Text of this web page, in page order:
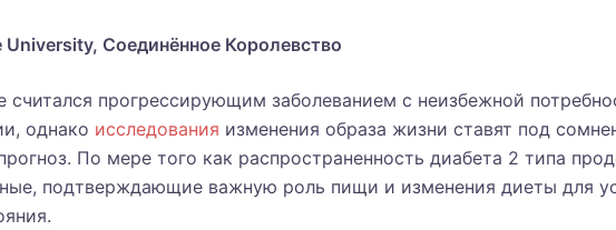
University, Соединённое Королевство
считался прогрессирующим заболеванием с неизбежной
однако исследования изменения образа жизни ставят под
По мере того как распространенность диабета 2 типа
подтверждающие важную роль пищи и изменения диеты для